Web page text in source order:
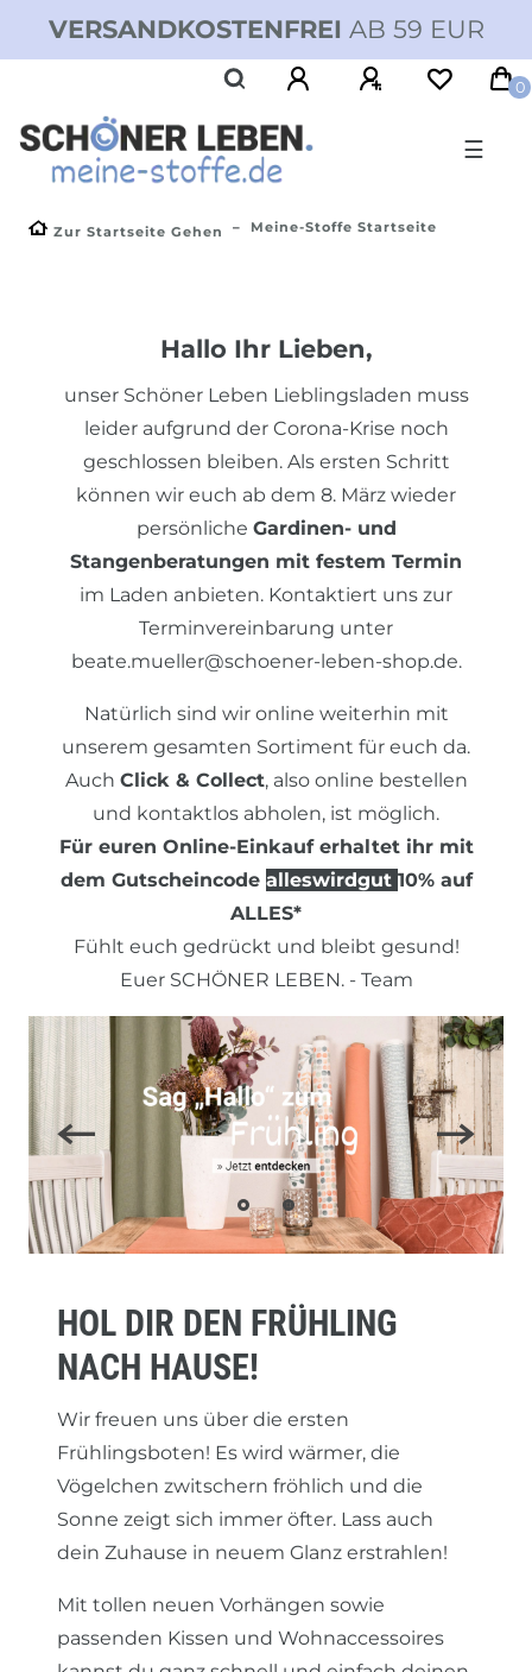
VERSANDKOSTENFREI AB 59 EUR
0
☰
Zur Startseite Gehen Meine-Stoffe Startseite
Hallo Ihr Lieben,
unser Schöner Leben Lieblingsladen muss
leider aufgrund der Corona-Krise noch
geschlossen bleiben. Als ersten Schritt
können wir euch ab dem 8. März wieder
persönliche Gardinen- und
Stangenberatungen mit festem Termin
im Laden anbieten. Kontaktiert uns zur
Terminvereinbarung unter
beate.mueller@schoener-leben-shop.de.
Natürlich sind wir online weiterhin mit
unserem gesamten Sortiment für euch da.
Auch Click & Collect, also online bestellen
und kontaktlos abholen, ist möglich.
Für euren Online-Einkauf erhaltet ihr mit
dem Gutscheincode alleswirdgut 10% auf
ALLES*
Fühlt euch gedrückt und bleibt gesund!
Euer SCHÖNER LEBEN. - Team
HOL DIR DEN FRÜHLING
NACH HAUSE!
Wir freuen uns über die ersten
Frühlingsboten! Es wird wärmer, die
Vögelchen zwitschern fröhlich und die
Sonne zeigt sich immer öfter. Lass auch
dein Zuhause in neuem Glanz erstrahlen!
Mit tollen neuen Vorhängen sowie
passenden Kissen und Wohnaccessoires